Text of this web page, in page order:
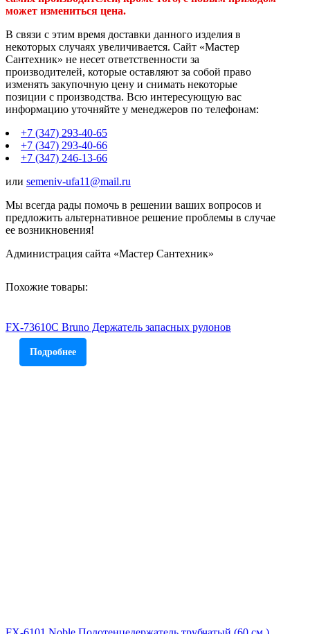
может измениться цена.
В связи с этим время доставки данного изделия в
некоторых случаях увеличивается. Сайт «Мастер
Сантехник» не несет ответственности за
производителей, которые оставляют за собой право
изменять закупочную цену и снимать некоторые
позиции с производства. Всю интересующую вас
информацию уточняйте у менеджеров по телефонам:
+7 (347) 293-40-65
+7 (347) 293-40-66
+7 (347) 246-13-66
или semeniv-ufa11@mail.ru
Мы всегда рады помочь в решении ваших вопросов и
предложить альтернативное решение проблемы в случае
ее возникновения!
Администрация сайта «Мастер Сантехник»
Похожие товары:
FX-73610С Bruno Держатель запасных рулонов
Подробнее